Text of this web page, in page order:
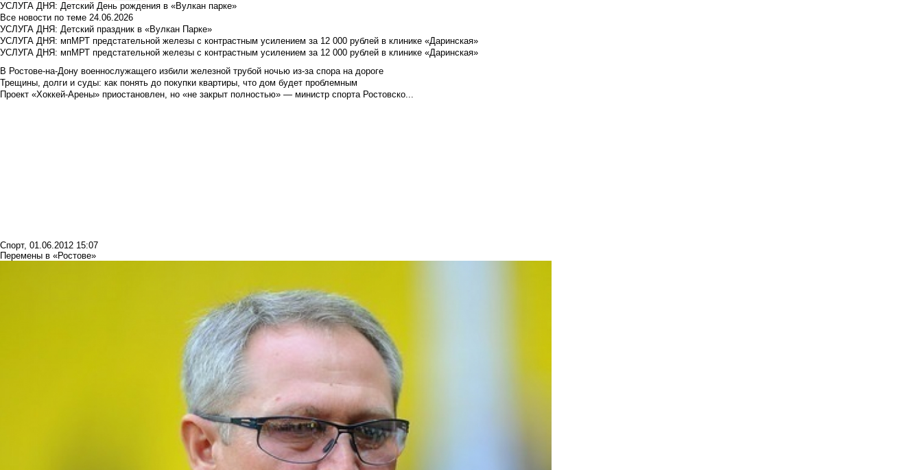
УСЛУГА ДНЯ: Детский День рождения в «Вулкан парке»
Все новости по теме 24.06.2026
УСЛУГА ДНЯ: Детский праздник в «Вулкан Парке»
УСЛУГА ДНЯ: мпМРТ предстательной железы с контрастным усилением за 12 000 рублей в клинике «Даринская»
УСЛУГА ДНЯ: мпМРТ предстательной железы с контрастным усилением за 12 000 рублей в клинике «Даринская»
В Ростове-на-Дону военнослужащего избили железной трубой ночью из-за спора на дороге
Трещины, долги и суды: как понять до покупки квартиры, что дом будет проблемным
Проект «Хоккей-Арены» приостановлен, но «не закрыт полностью» — министр спорта Ростовско...
Спорт, 01.06.2012 15:07
Перемены в «Ростове»